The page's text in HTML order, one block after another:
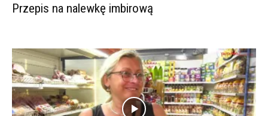
Przepis na nalewkę imbirową